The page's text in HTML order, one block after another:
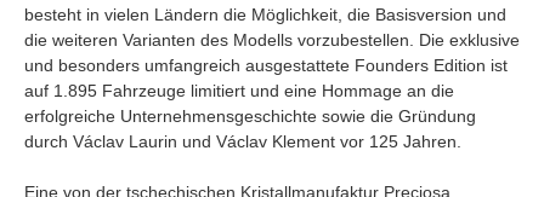
besteht in vielen Ländern die Möglichkeit, die Basisversion und
die weiteren Varianten des Modells vorzubestellen. Die exklusive
und besonders umfangreich ausgestattete Founders Edition ist
auf 1.895 Fahrzeuge limitiert und eine Hommage an die
erfolgreiche Unternehmensgeschichte sowie die Gründung
durch Václav Laurin und Václav Klement vor 125 Jahren.
Eine von der tschechischen Kristallmanufaktur Preciosa